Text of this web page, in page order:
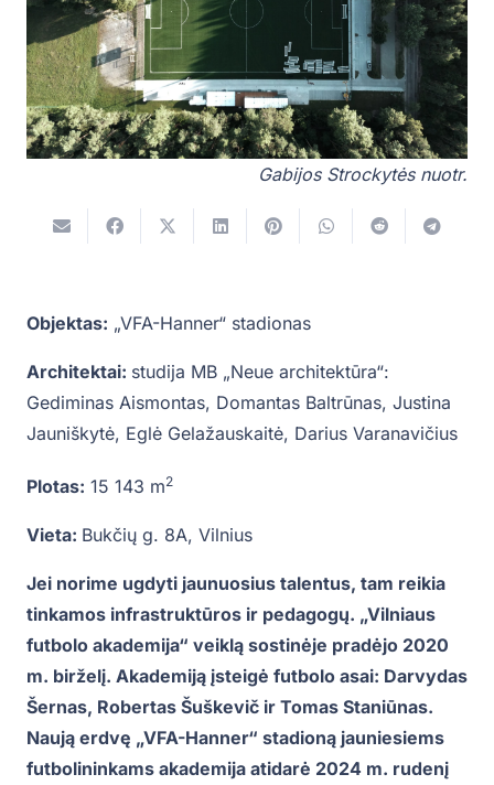
Gabijos Strockytės nuotr.
Objektas: „VFA-Hanner“ stadionas
Architektai: studija MB „Neue architektūra“:
Gediminas Aismontas, Domantas Baltrūnas, Justina
Jauniškytė, Eglė Gelažauskaitė, Darius Varanavičius
Plotas: 15 143 m2
Vieta: Bukčių g. 8A, Vilnius
Jei norime ugdyti jaunuosius talentus, tam reikia
tinkamos infrastruktūros ir pedagogų. „Vilniaus
futbolo akademija“ veiklą sostinėje pradėjo 2020
m. birželį. Akademiją įsteigė futbolo asai: Darvydas
Šernas, Robertas Šuškevič ir Tomas Staniūnas.
Naują erdvę „VFA-Hanner“ stadioną jauniesiems
futbolininkams akademija atidarė 2024 m. rudenį